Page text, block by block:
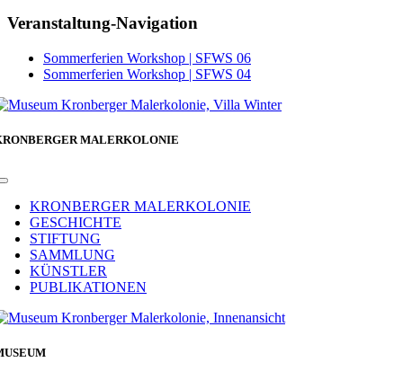
Facebook
Veranstaltung-Navigation
Sommerferien Workshop | SFWS 06
Sommerferien Workshop | SFWS 04
MALERKOLONIE
Toggle
NavigationKRONBERGER MALERKOLONIE
GESCHICHTE
STIFTUNG
SAMMLUNG
KÜNSTLER
PUBLIKATIONEN